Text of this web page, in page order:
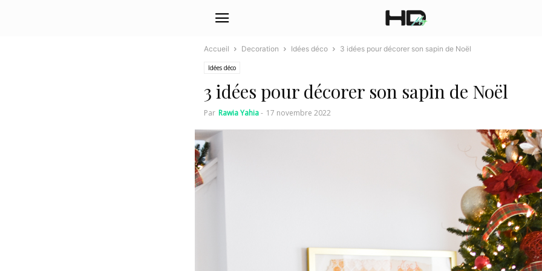
Accueil Decoration Idées déco 3 idées pour décorer son sapin de Noël
Idées déco
3 idées pour décorer son sapin de Noël
Par Rawia Yahia- 17 novembre 2022